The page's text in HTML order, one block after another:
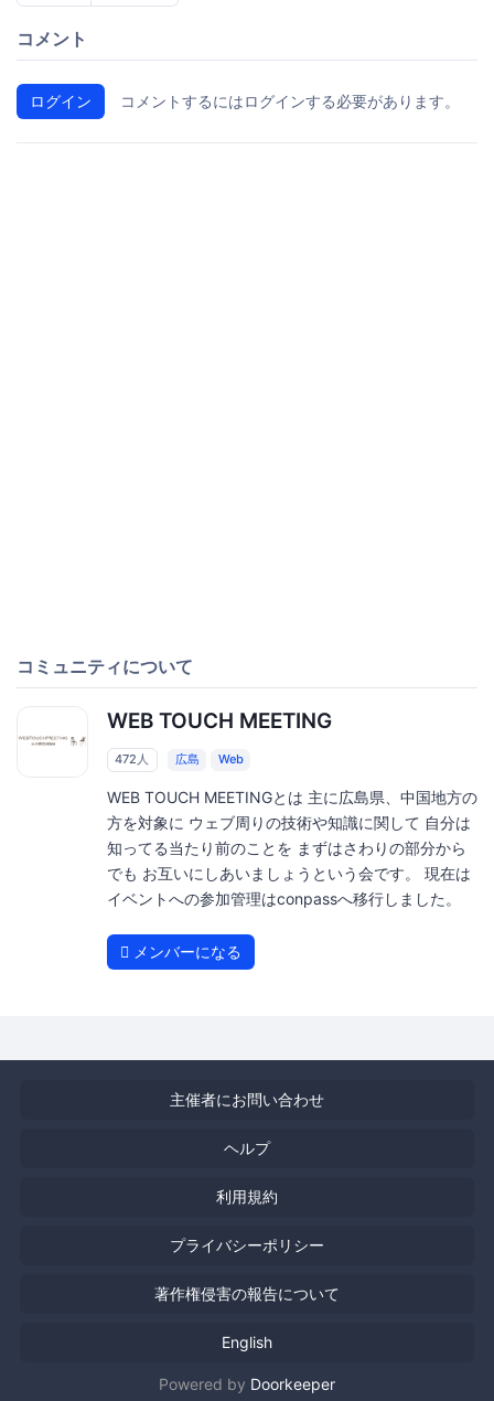
コメント
ログイン コメントするにはログインする必要があります。
コミュニティについて
WEB TOUCH MEETING
472人 広島 Web
WEB TOUCH MEETINGとは 主に広島県、中国地方の
方を対象に ウェブ周りの技術や知識に関して 自分は
知ってる当たり前のことを まずはさわりの部分から
でも お互いにしあいましょうという会です。 現在は
イベントへの参加管理はconpassへ移行しました。
メンバーになる
主催者にお問い合わせ
ヘルプ
利用規約
プライバシーポリシー
著作権侵害の報告について
English
Powered by Doorkeeper